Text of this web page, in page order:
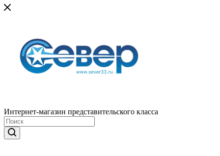
Интернет-магазин представительского класса